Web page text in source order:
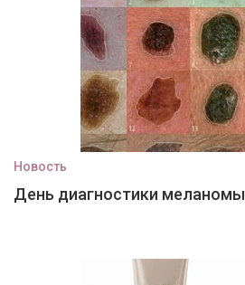
Новость
День диагностики меланомы